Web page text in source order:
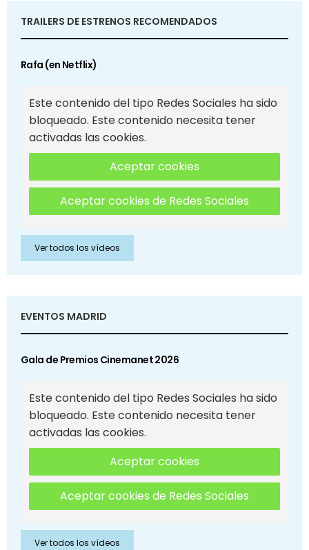
TRAILERS DE ESTRENOS RECOMENDADOS
Rafa (en Netflix)
Este contenido del tipo Redes Sociales ha sido
bloqueado. Este contenido necesita tener
activadas las cookies.
Aceptar cookies
Aceptar cookies de Redes Sociales
Ver todos los vídeos
EVENTOS MADRID
Gala de Premios Cinemanet 2026
Este contenido del tipo Redes Sociales ha sido
bloqueado. Este contenido necesita tener
activadas las cookies.
Aceptar cookies
Aceptar cookies de Redes Sociales
Ver todos los vídeos